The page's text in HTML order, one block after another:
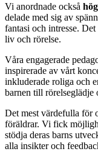
Vi anordnade också
delade med sig av
fantasi och intresse.
liv och rörelse.
Våra engagerade
inspirerade av vårt
inkluderade roliga och
barnen till rörelseglädje
Det mest värdefulla för
föräldrar. Vi fick
stödja deras barns
alla insikter och